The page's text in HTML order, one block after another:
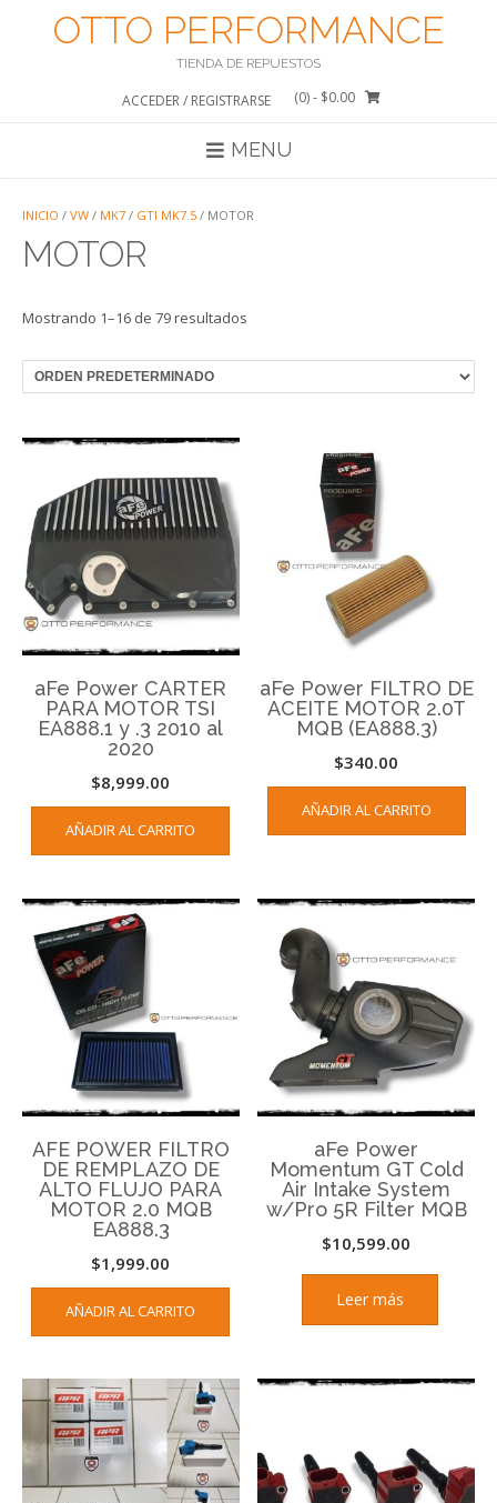
OTTO PERFORMANCE
TIENDA DE REPUESTOS
ACCEDER / REGISTRARSE (0)- $0.00
MENU
INICIO / VW / MK7 / GTI MK7.5 / MOTOR
MOTOR
Mostrando 1–16 de 79 resultados
aFe Power CARTER
PARA MOTOR TSI
EA888.1 y .3 2010 al
2020
$8,999.00
AÑADIR AL CARRITO
aFe Power FILTRO DE
ACEITE MOTOR 2.0T
MQB (EA888.3)
$340.00
AÑADIR AL CARRITO
AFE POWER FILTRO
DE REMPLAZO DE
ALTO FLUJO PARA
MOTOR 2.0 MQB
EA888.3
$1,999.00
AÑADIR AL CARRITO
aFe Power
Momentum GT Cold
Air Intake System
w/Pro 5R Filter MQB
$10,599.00
Leer más